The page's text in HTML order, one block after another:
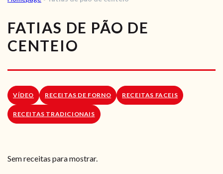
VÍDEOS
LOJA ONLINE
FATIAS DE PÃO DE
CENTEIO
VÍDEO RECEITAS DE FORNO RECEITAS FACEIS
RECEITAS TRADICIONAIS
Sem receitas para mostrar.